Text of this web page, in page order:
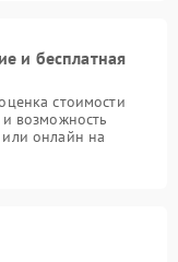
и бесплатная
стоимости
возможность
онлайн на